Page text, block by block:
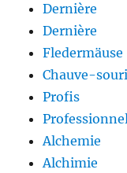
Dernière
Dernière
Fledermäuse
Chauve-
Profis
Alchemie
Alchimie